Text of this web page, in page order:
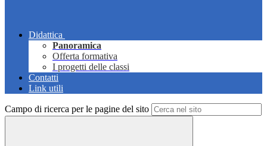
Didattica
Panoramica
Offerta formativa
I progetti delle classi
Contatti
Link utili
Campo di ricerca per le pagine del sito